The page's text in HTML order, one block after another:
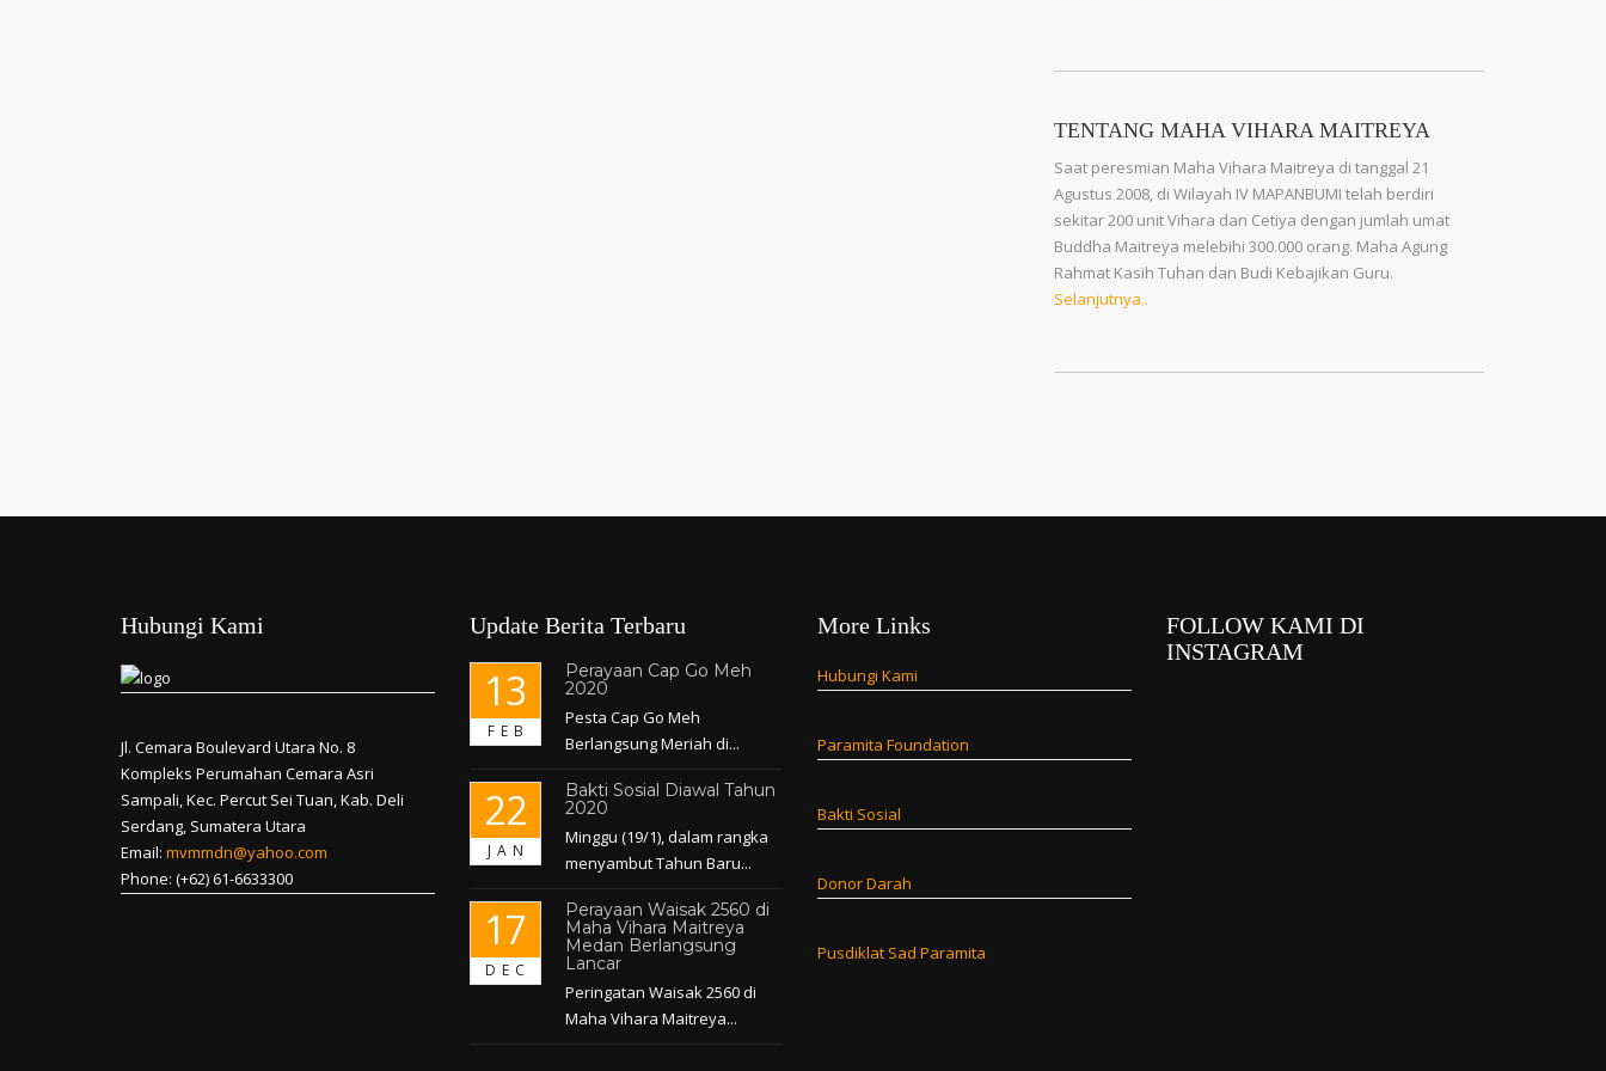
TENTANG MAHA VIHARA MAITREYA
Saat peresmian Maha Vihara Maitreya di tanggal 21
Agustus 2008, di Wilayah IV MAPANBUMI telah berdiri
sekitar 200 unit Vihara dan Cetiya dengan jumlah umat
Buddha Maitreya melebihi 300.000 orang. Maha Agung
Rahmat Kasih Tuhan dan Budi Kebajikan Guru.
Selanjutnya..
Hubungi Kami
Jl. Cemara Boulevard Utara No. 8
Kompleks Perumahan Cemara Asri
Sampali, Kec. Percut Sei Tuan, Kab. Deli
Serdang, Sumatera Utara
Email: mvmmdn@yahoo.com
Phone: (+62) 61-6633300
Update Berita Terbaru
13
FEB
Perayaan Cap Go Meh
2020
Pesta Cap Go Meh
Berlangsung Meriah di...
22
JAN
Bakti Sosial Diawal Tahun
2020
Minggu (19/1), dalam rangka
menyambut Tahun Baru...
17
DEC
Perayaan Waisak 2560 di
Maha Vihara Maitreya
Medan Berlangsung
Lancar
Peringatan Waisak 2560 di
Maha Vihara Maitreya...
More Links
Hubungi Kami
Paramita Foundation
Bakti Sosial
Donor Darah
Pusdiklat Sad Paramita
FOLLOW KAMI DI
INSTAGRAM